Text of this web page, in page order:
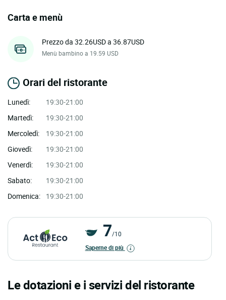
Carta e menù
Prezzo da 32.26USD a 36.87USD
Menù bambino a 19.59 USD
Orari del ristorante
Lunedì:
19:30-21:00
Martedì:
19:30-21:00
Mercoledì:
19:30-21:00
Giovedì:
19:30-21:00
Venerdì:
19:30-21:00
Sabato:
19:30-21:00
Domenica:
19:30-21:00
7/10
Saperne di più
Le dotazioni e i servizi del ristorante